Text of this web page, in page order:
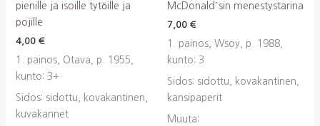
pienille ja isoille tytöille ja
pojille
4,00 €
1. painos, Otava, p. 1955,
kunto: 3+
Sidos: sidottu, kovakantinen,
kuvakannet
McDonald´sin menestystarina
7,00 €
1. painos, Wsoy, p. 1988,
kunto: 3
Sidos: sidottu, kovakantinen,
kansipaperit
Muuta: